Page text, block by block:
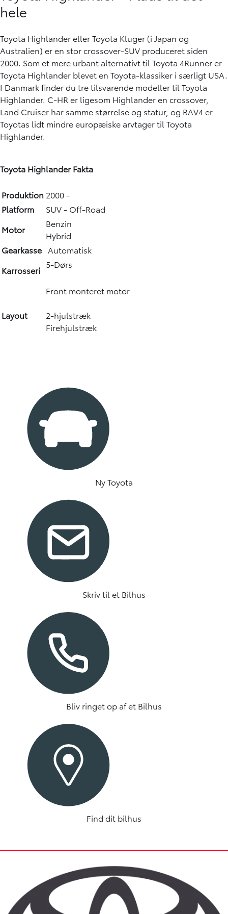
hele
Toyota Highlander eller Toyota Kluger (i Japan og
Australien) er en stor crossover-SUV produceret siden
2000. Som et mere urbant alternativt til Toyota 4Runner er
Toyota Highlander blevet en Toyota-klassiker i særligt USA.
I Danmark finder du tre tilsvarende modeller til Toyota
Highlander. C-HR er ligesom Highlander en crossover,
Land Cruiser har samme størrelse og statur, og RAV4 er
Toyotas lidt mindre europæiske arvtager til Toyota
Highlander.
Toyota Highlander Fakta
Produktion 2000 -
Platform
SUV - Off-Road
Motor
Benzin
Hybrid
Gearkasse Automatisk
Karrosseri
5-Dørs
Layout
Front monteret motor
2-hjulstræk
Firehjulstræk
Ny Toyota
Skriv til et Bilhus
Bliv ringet op af et Bilhus
Find dit bilhus